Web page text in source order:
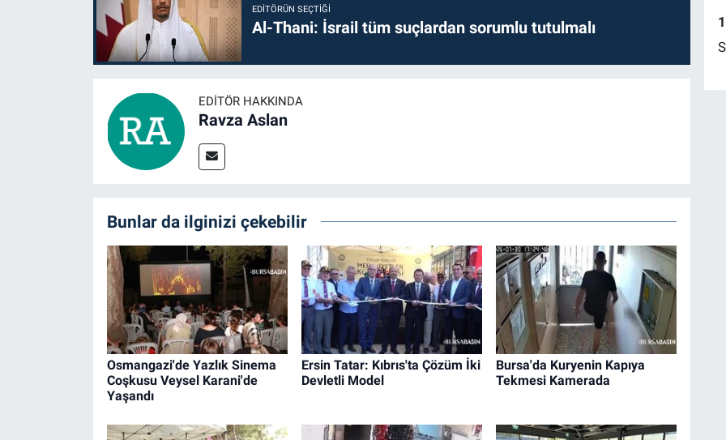
EDITÖRÜN SEÇTIĞI
Al-Thani: İsrail tüm suçlardan sorumlu tutulmalı
EDITÖR HAKKINDA
Ravza Aslan
Bunlar da ilginizi çekebilir
Osmangazi'de Yazlık Sinema
Coşkusu Veysel Karani'de
Yaşandı
Ersin Tatar: Kıbrıs'ta Çözüm İki
Devletli Model
Bursa'da Kuryenin Kapıya
Tekmesi Kamerada